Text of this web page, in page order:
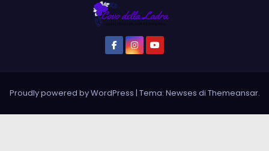
Proudly powered by WordPress | Tema: Newses di Themeansar.